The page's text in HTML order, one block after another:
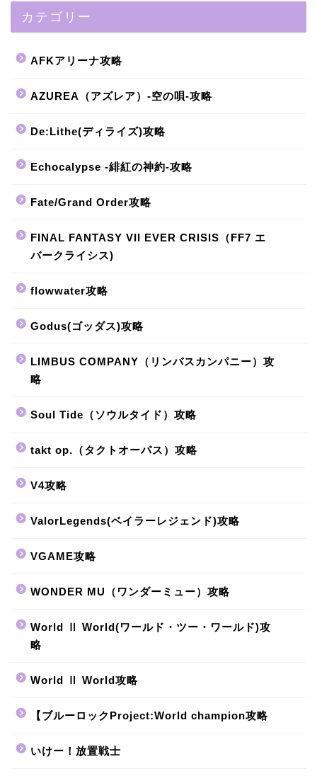
カテゴリー
AFKアリーナ攻略
AZUREA（アズレア）-空の唄-攻略
De:Lithe(ディライズ)攻略
Echocalypse -緋紅の神約-攻略
Fate/Grand Order攻略
FINAL FANTASY VII EVER CRISIS（FF7 エ
バークライシス)
flowwater攻略
Godus(ゴッダス)攻略
LIMBUS COMPANY（リンバスカンパニー）攻
略
Soul Tide（ソウルタイド）攻略
takt op.（タクトオーパス）攻略
V4攻略
ValorLegends(ベイラーレジェンド)攻略
VGAME攻略
WONDER MU（ワンダーミュー）攻略
World Ⅱ World(ワールド・ツー・ワールド)攻
略
World Ⅱ World攻略
【ブルーロックProject:World champion攻略
いけー！放置戦士